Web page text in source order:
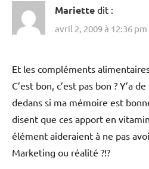
Mariette dit :
avril 2, 2009 à 12:36 pm
Et les compléments
C’est bon, c’est pas bon ? Y’a
dedans si ma mémoire est
disent que ces apport en
élément aideraient à ne pas
Marketing ou réalité ?!?